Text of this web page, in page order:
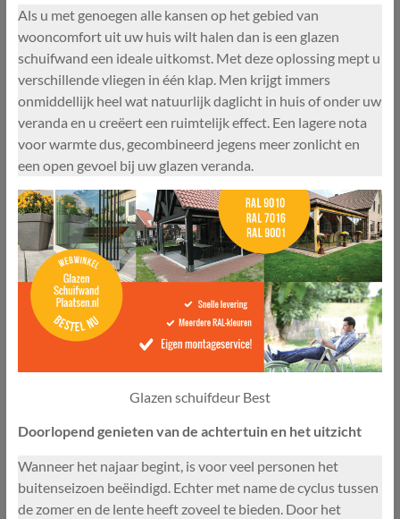
Als u met genoegen alle kansen op het gebied van
wooncomfort uit uw huis wilt halen dan is een glazen
schuifwand een ideale uitkomst. Met deze oplossing mept u
verschillende vliegen in één klap. Men krijgt immers
onmiddellijk heel wat natuurlijk daglicht in huis of onder uw
veranda en u creëert een ruimtelijk effect. Een lagere nota
voor warmte dus, gecombineerd jegens meer zonlicht en
een open gevoel bij uw glazen veranda.
Glazen schuifdeur Best
Doorlopend genieten van de achtertuin en het uitzicht
Wanneer het najaar begint, is voor veel personen het
buitenseizoen beëindigd. Echter met name de cyclus tussen
de zomer en de lente heeft zoveel te bieden. Door het